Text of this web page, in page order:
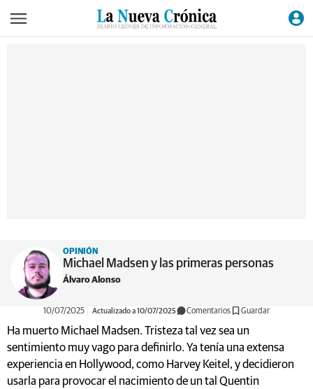
OPINIÓN
Michael Madsen y las primeras personas
Álvaro Alonso
10/07/2025 Actualizado a 10/07/2025 Comentarios Guardar
Ha muerto Michael Madsen. Tristeza tal vez sea un
sentimiento muy vago para definirlo. Ya tenía una extensa
experiencia en Hollywood, como Harvey Keitel, y decidieron
usarla para provocar el nacimiento de un tal Quentin